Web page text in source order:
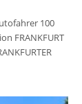
100
FRANKFURT